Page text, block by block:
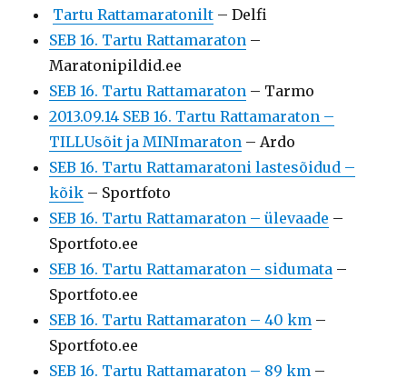
Tartu Rattamaratonilt – Delfi
SEB 16. Tartu Rattamaraton –
Maratonipildid.ee
SEB 16. Tartu Rattamaraton – Tarmo
2013.09.14 SEB 16. Tartu Rattamaraton –
TILLUsõit ja MINImaraton – Ardo
SEB 16. Tartu Rattamaratoni lastesõidud –
kõik – Sportfoto
SEB 16. Tartu Rattamaraton – ülevaade –
Sportfoto.ee
SEB 16. Tartu Rattamaraton – sidumata –
Sportfoto.ee
SEB 16. Tartu Rattamaraton – 40 km –
Sportfoto.ee
SEB 16. Tartu Rattamaraton – 89 km –